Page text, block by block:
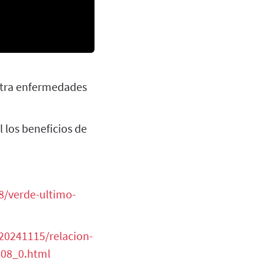
enfermedades
los beneficios de
verde-ultimo-
relacion-